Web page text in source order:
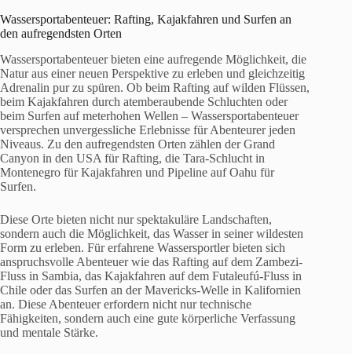
Wassersportabenteuer: Rafting, Kajakfahren und Surfen an
den aufregendsten Orten
Wassersportabenteuer bieten eine aufregende Möglichkeit, die
Natur aus einer neuen Perspektive zu erleben und gleichzeitig
Adrenalin pur zu spüren. Ob beim Rafting auf wilden Flüssen,
beim Kajakfahren durch atemberaubende Schluchten oder
beim Surfen auf meterhohen Wellen – Wassersportabenteuer
versprechen unvergessliche Erlebnisse für Abenteurer jeden
Niveaus. Zu den aufregendsten Orten zählen der Grand
Canyon in den USA für Rafting, die Tara-Schlucht in
Montenegro für Kajakfahren und Pipeline auf Oahu für
Surfen.
Diese Orte bieten nicht nur spektakuläre Landschaften,
sondern auch die Möglichkeit, das Wasser in seiner wildesten
Form zu erleben. Für erfahrene Wassersportler bieten sich
anspruchsvolle Abenteuer wie das Rafting auf dem Zambezi-
Fluss in Sambia, das Kajakfahren auf dem Futaleufú-Fluss in
Chile oder das Surfen an der Mavericks-Welle in Kalifornien
an. Diese Abenteuer erfordern nicht nur technische
Fähigkeiten, sondern auch eine gute körperliche Verfassung
und mentale Stärke.